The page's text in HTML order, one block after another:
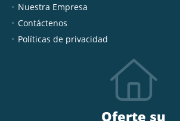
Nuestra Empresa
Contáctenos
Políticas de privacidad
Oferte su